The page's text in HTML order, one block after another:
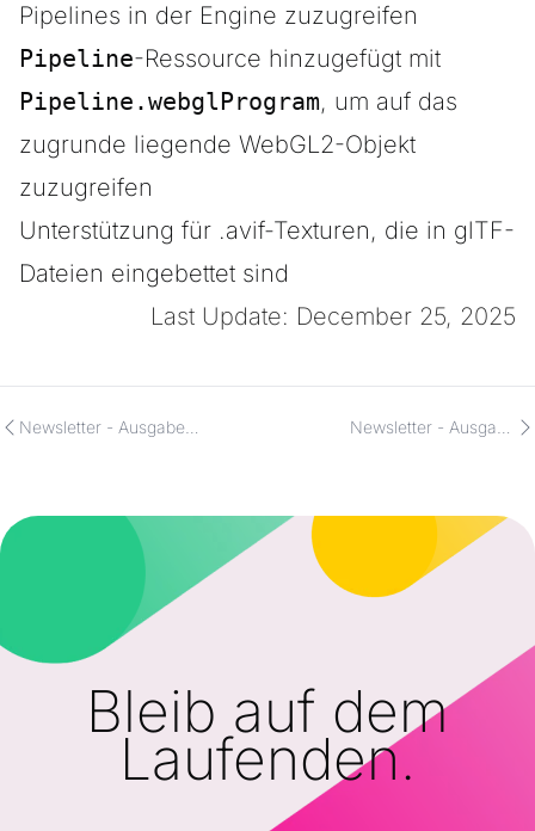
Pipelines in der Engine zuzugreifen
Pipeline-Ressource hinzugefügt mit
Pipeline.webglProgram, um auf das
zugrunde liegende WebGL2-Objekt
zuzugreifen
Unterstützung für .avif-Texturen, die in glTF-
Dateien eingebettet sind
Last Update: December 25, 2025
Newsletter - Ausgabe
Newsletter - Ausgabe
Bleib auf dem
Laufenden.